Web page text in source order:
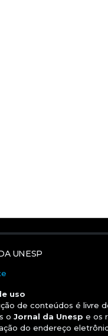
UNESP
uso
de conteúdos é livre
oJornal da Unesp e os
do endereço